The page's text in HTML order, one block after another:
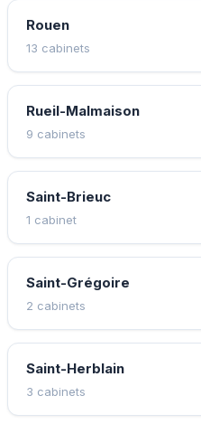
Rouen
13 cabinets
Rueil-Malmaison
9 cabinets
Saint-Brieuc
1 cabinet
Saint-Grégoire
2 cabinets
Saint-Herblain
3 cabinets